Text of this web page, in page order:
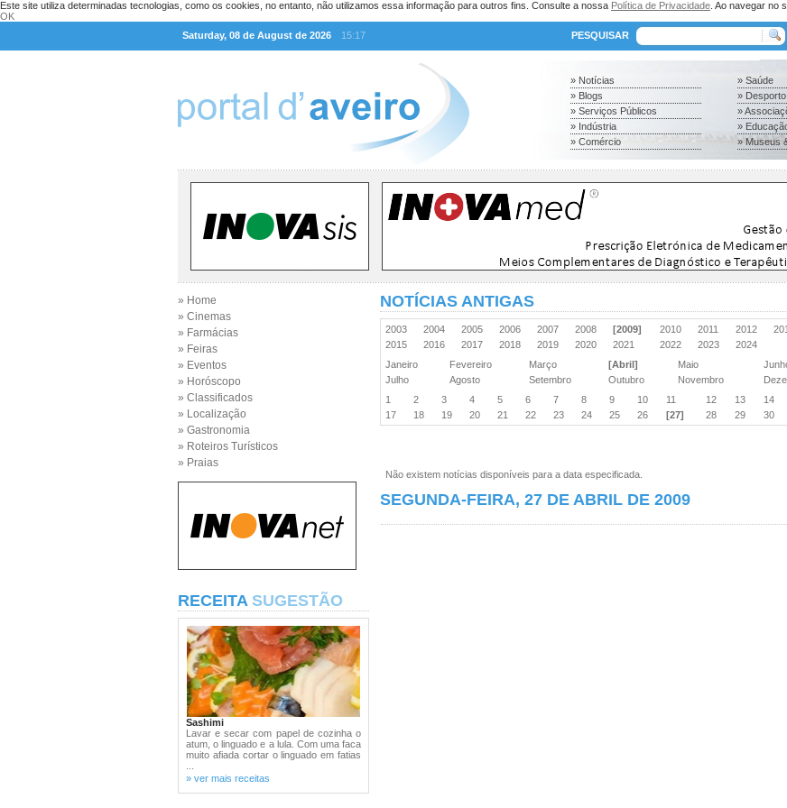
Este site utiliza determinadas tecnologias, como os cookies, no entanto, não utilizamos essa informação para outros fins. Consulte a nossa Política de Privacidade . Ao navegar no
OK
Saturday, 08 de August de 2026
15:17 PESQUISAR
» Notícias
» Blogs
» Serviços Públicos
» Indústria
» Comércio
» Saúde
»
»
»
» Museus
» Home
» Cinemas
» Farmácias
» Feiras
» Eventos
» Horóscopo
» Classificados
» Localização
» Gastronomia
» Roteiros Turísticos
» Praias
RECEITA SUGESTÃO
Sashimi
Lavar e secar com papel de cozinha o
atum, o linguado e a lula. Com uma faca
muito afiada cortar o linguado em fatias
» ver mais receitas
NOTÍCIAS ANTIGAS
2003 2004 2005 2006 2007 2008 [2009] 2010 2011 2012
2015
2016 2017 2018 2019 2020 2021 2022 2023
2024
Janeiro
Fevereiro Março [Abril] Maio
Julho
Agosto Setembro Outubro Novembro
1
2 3 4 5 6 7 8 9 10 11 12 13 14
17
18 19 20 21 22 23 24 25 26 [27] 28 29 30
Não existem notícias disponíveis para a data especificada.
SEGUNDA-FEIRA, 27 DE ABRIL DE 2009